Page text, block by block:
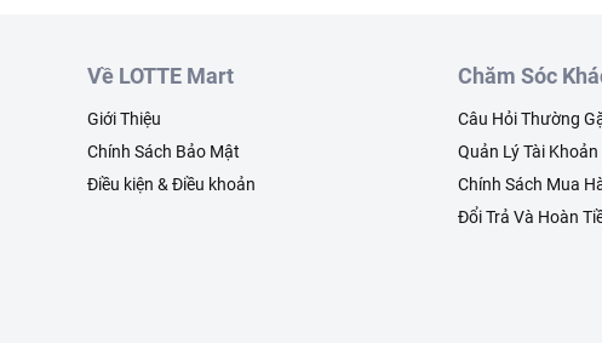
Về LOTTE Mart
Giới Thiệu
Chính Sách Bảo Mật
Điều kiện & Điều khoản
Chăm Sóc
Câu Hỏi Thường
Quản Lý Tài Khoản
Chính Sách Mua
Đổi Trả Và Hoàn